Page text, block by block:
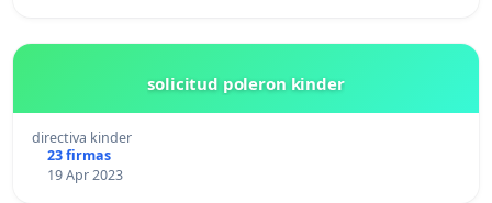
solicitud poleron kinder
directiva kinder
23 firmas
19 Apr 2023